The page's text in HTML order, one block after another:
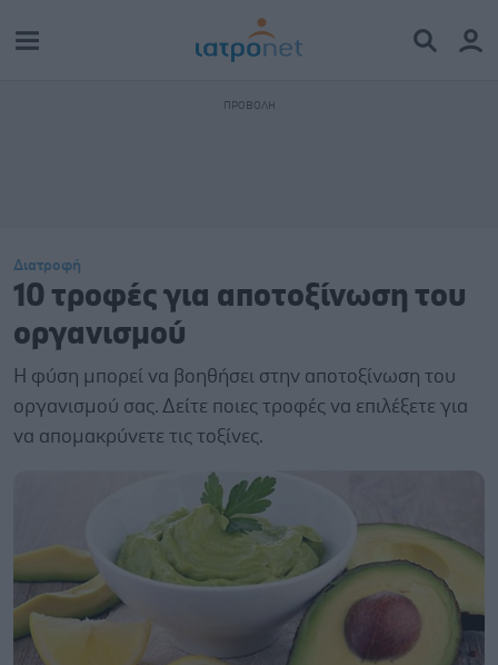
Διατροφή
10 τροφές για αποτοξίνωση του
οργανισμού
Η φύση μπορεί να βοηθήσει στην αποτοξίνωση του
οργανισμού σας. Δείτε ποιες τροφές να επιλέξετε για
να απομακρύνετε τις τοξίνες.